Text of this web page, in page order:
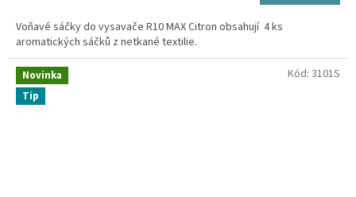
Voňavé sáčky do vysavače R10 MAX Citron obsahují 4 ks
aromatických sáčků z netkané textilie.
Novinka
Tip
Kód: 3101S